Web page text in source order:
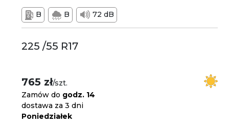
B B 72 dB
225 /55 R17
765 zł/szt.
Zamów do godz. 14
dostawa za 3 dni
Poniedziałek